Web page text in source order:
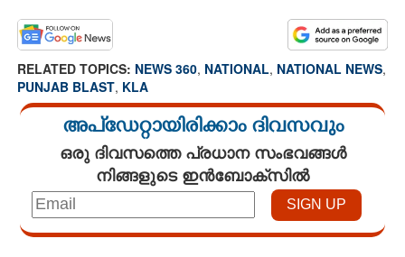
RELATED TOPICS: NEWS 360, NATIONAL, NATIONAL NEWS,
PUNJAB BLAST, KLA
അപ്ഡേറ്റായിരിക്കാം ദിവസവും
ഒരു ദിവസത്തെ പ്രധാന സംഭവങ്ങൾ
നിങ്ങളുടെ ഇൻബോക്സിൽ